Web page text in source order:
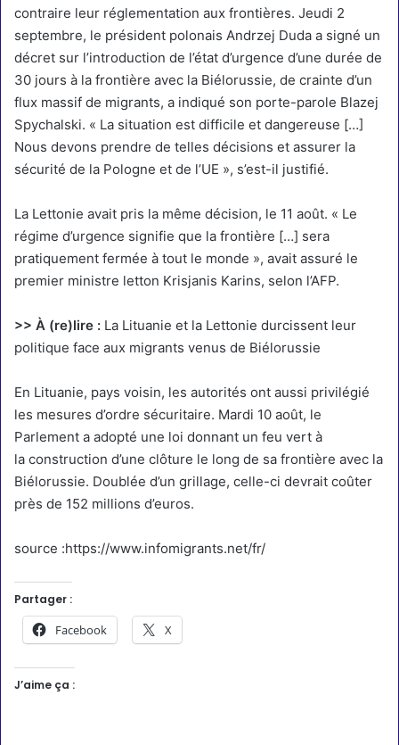
contraire leur réglementation aux frontières. Jeudi 2
septembre, le président polonais Andrzej Duda a signé un
décret sur l’introduction de l’état d’urgence d’une durée de
30 jours à la frontière avec la Biélorussie, de crainte d’un
flux massif de migrants, a indiqué son porte-parole Blazej
Spychalski. « La situation est difficile et dangereuse […]
Nous devons prendre de telles décisions et assurer la
sécurité de la Pologne et de l’UE », s’est-il justifié.
La Lettonie avait pris la même décision, le 11 août. « Le
régime d’urgence signifie que la frontière […] sera
pratiquement fermée à tout le monde », avait assuré le
premier ministre letton Krisjanis Karins, selon l’AFP.
>> À (re)lire : La Lituanie et la Lettonie durcissent leur
politique face aux migrants venus de Biélorussie
En Lituanie, pays voisin, les autorités ont aussi privilégié
les mesures d’ordre sécuritaire. Mardi 10 août, le
Parlement a adopté une loi donnant un feu vert à
la construction d’une clôture le long de sa frontière avec la
Biélorussie. Doublée d’un grillage, celle-ci devrait coûter
près de 152 millions d’euros.
source :https://www.infomigrants.net/fr/
Partager :
Facebook X
J’aime ça :